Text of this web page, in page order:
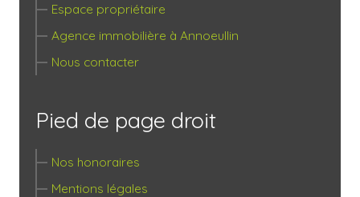
Espace propriétaire
Agence immobilière à Annoeullin
Nous contacter
Pied de page droit
Nos honoraires
Mentions légales